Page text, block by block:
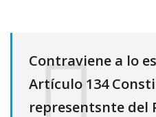
Contraviene a lo
Artículo 134
representsnte del